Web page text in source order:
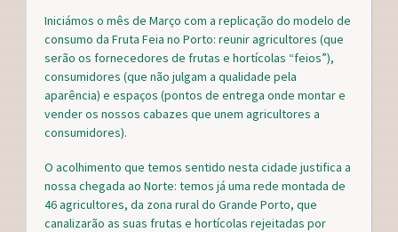
b
o
o
k
t
e
r
e
r
e
t
e
Iniciámos o mês de Março com a replicação do modelo de
consumo da Fruta Feia no Porto: reunir agricultores (que
serão os fornecedores de frutas e hortícolas “feios”),
consumidores (que não julgam a qualidade pela
aparência) e espaços (pontos de entrega onde montar e
vender os nossos cabazes que unem agricultores a
consumidores).
O acolhimento que temos sentido nesta cidade justifica a
nossa chegada ao Norte: temos já uma rede montada de
46 agricultores, da zona rural do Grande Porto, que
canalizarão as suas frutas e hortícolas rejeitadas por